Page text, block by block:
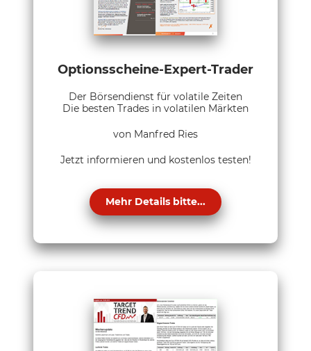
Optionsscheine-Expert-Trader
Der Börsendienst für volatile Zeiten
Die besten Trades in volatilen Märkten
von Manfred Ries
Jetzt informieren und kostenlos testen!
Mehr Details bitte...